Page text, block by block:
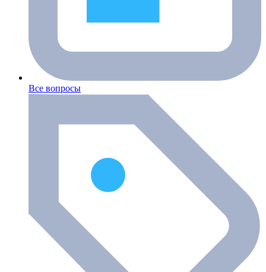
Все вопросы